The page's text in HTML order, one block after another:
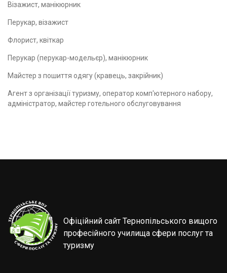
Візажист, манікюрник
Перукар, візажист
Флорист, квіткар
Перукар (перукар-модельєр), манікюрник
Майстер з пошиття одягу (кравець, закрійник)
Агент з організації туризму, оператор комп'ютерного набору,
адміністратор, майстер готельного обслуговування
Офіційний сайт Тернопільського вищого
професійного училища сфери послуг та
туризму